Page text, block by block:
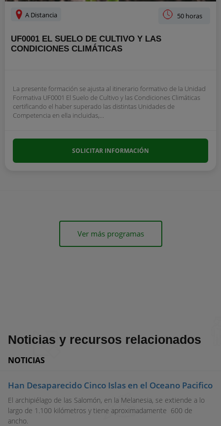
A Distancia 50 horas
UF0001 EL SUELO DE CULTIVO Y LAS
CONDICIONES CLIMÁTICAS
La presente formación se ajusta al itinerario formativo de la Unidad
Formativa UF0001 El Suelo de Cultivo y las Condiciones Climáticas
certificando el haber superado las distintas Unidades de
Competencia en ella incluidas,...
SOLICITAR INFORMACIÓN
Ver más programas
Noticias y recursos relacionados
NOTICIAS
Han Desaparecido Cinco Islas en el Oceano Pacifico
El archipiélago de las Salomón, en la Melanesia, se extiende a lo
largo de 1.100 kilómetros y tiene aproximadamente 600 de
ancho.